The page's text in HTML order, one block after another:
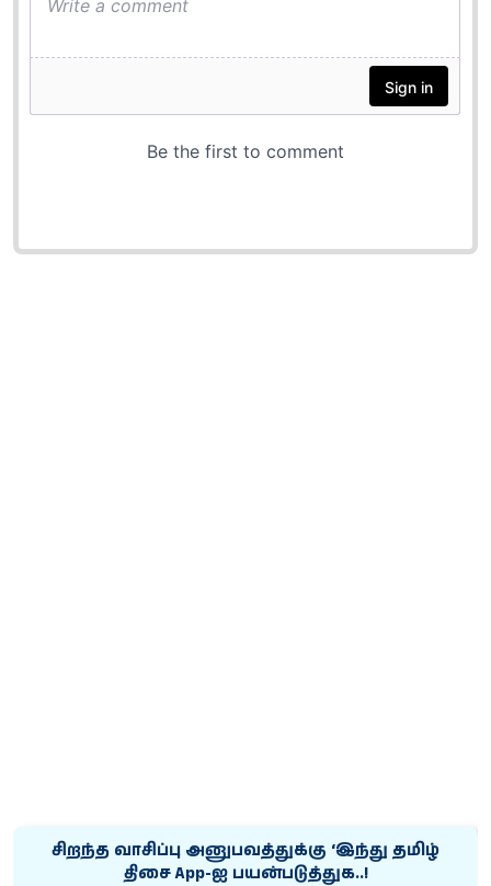
சிறந்த வாசிப்பு அனுபவத்துக்கு ‘இந்து தமிழ்
திசை App-ஐ பயன்படுத்துக..!